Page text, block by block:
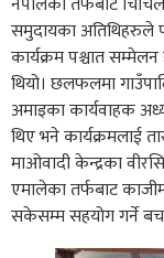
समुदायका अतिथिहरुले
कार्यक्रम पश्चात
थियो। छलफलमा
अमाइका कार्यवाहक
थिए भने कार्यक्रमलाई
माओवादी केन्द्रका
एमालेका तर्फबाट
सकेसम्म सहयोग गर्ने